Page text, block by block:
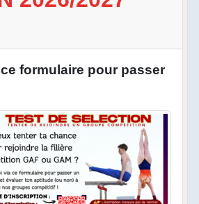
formulaire pour passer